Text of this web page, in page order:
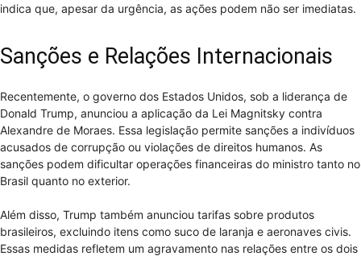
indica que, apesar da urgência, as ações podem não ser imediatas.
Sanções e Relações Internacionais
Recentemente, o governo dos Estados Unidos, sob a liderança de
Donald Trump, anunciou a aplicação da Lei Magnitsky contra
Alexandre de Moraes. Essa legislação permite sanções a indivíduos
acusados de corrupção ou violações de direitos humanos. As
sanções podem dificultar operações financeiras do ministro tanto no
Brasil quanto no exterior.
Além disso, Trump também anunciou tarifas sobre produtos
brasileiros, excluindo itens como suco de laranja e aeronaves civis.
Essas medidas refletem um agravamento nas relações entre os dois